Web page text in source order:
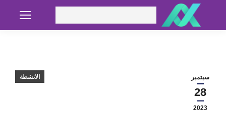
سبتمبر
28
2023
الانشطة